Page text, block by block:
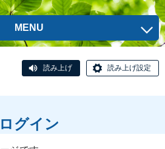
MENU
読み上げ 読み上げ設定
ログイン